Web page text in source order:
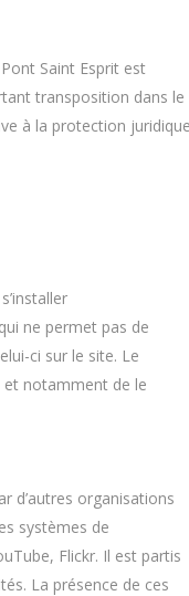
Saint Esprit est
transposition dans le
à la protection juridique
ne permet pas de
ci sur le site. Le
et notamment de le
d’autres organisations
systèmes de
Flickr. Il est partis
La présence de ces